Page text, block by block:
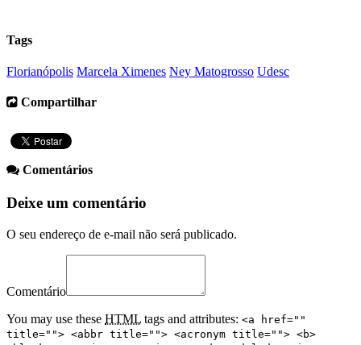
Tags
Florianópolis Marcela Ximenes Ney Matogrosso Udesc
Compartilhar
Comentários
Deixe um comentário
O seu endereço de e-mail não será publicado.
Comentário
You may use these HTML tags and attributes: <a href=""
title=""> <abbr title=""> <acronym title=""> <b>